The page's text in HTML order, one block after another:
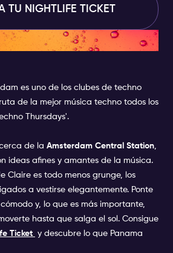
por día sin costo
TU NIGHTLIFE TICKET
es uno de los clubes de techno
de la mejor música techno todos los
Thursdays'.
de la Amsterdam Central Station,
ideas afines y amantes de la música.
Claire es todo menos grunge, los
a vestirse elegantemente. Ponte
y, lo que es más importante,
hasta que salga el sol. Consigue
Ticket y descubre lo que Panama